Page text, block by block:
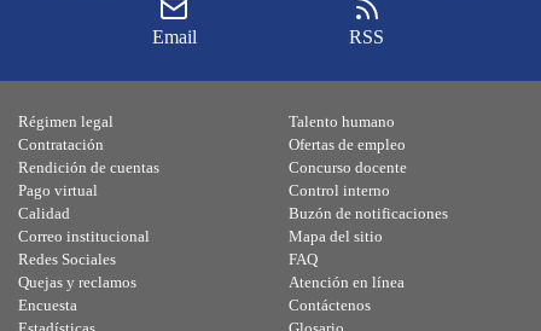
Email RSS
Régimen legal
Contratación
Rendición de cuentas
Pago virtual
Calidad
Talento humano
Ofertas de empleo
Concurso docente
Control interno
Buzón de notificaciones
Correo institucional
Redes Sociales
Quejas y reclamos
Encuesta
Mapa del sitio
FAQ
Atención en línea
Contáctenos